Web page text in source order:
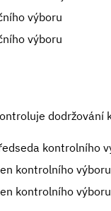
výboru
výboru
kontrolního
kontrolního výboru
kontrolního výboru